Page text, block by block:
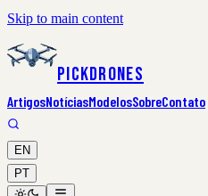
Skip to main content
PickDrones
ArtigosNotíciasModelosSobreContato
EN
PT